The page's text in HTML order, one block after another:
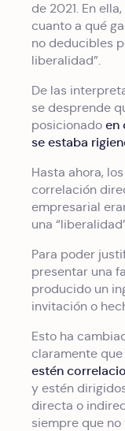
de 2021. En
cuanto a qué
no deducibles
liberalidad”.
De las
se desprende
posicionado en
se estaba
Hasta ahora,
correlación
empresarial
una
Para poder
presentar una
producido un
invitación o
Esto ha
claramente que
estén
y estén
directa o
siempre que